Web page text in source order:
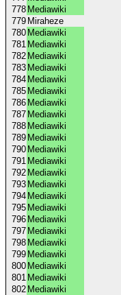
778 Mediawiki
779 Miraheze
780 Mediawiki
781 Mediawiki
782 Mediawiki
783 Mediawiki
784 Mediawiki
785 Mediawiki
786 Mediawiki
787 Mediawiki
788 Mediawiki
789 Mediawiki
790 Mediawiki
791 Mediawiki
792 Mediawiki
793 Mediawiki
794 Mediawiki
795 Mediawiki
796 Mediawiki
797 Mediawiki
798 Mediawiki
799 Mediawiki
800 Mediawiki
801 Mediawiki
802 Mediawiki